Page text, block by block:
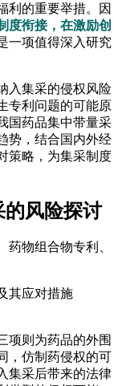
利的重要举措。因
度衔接，在激励创
一项值得深入研究
入集采的侵权风险
专利问题的可能原
国药品集中带量采
势，结合国内外经
策略，为集采制度
风险探讨
物组合物专利、
项则为药品的外围
，仿制药侵权的可
集采后带来的法律